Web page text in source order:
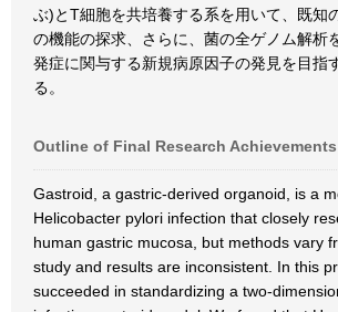
ぶ)とT細胞を共培養する系を用いて、既知
の機能の探求、さらに、菌の全ゲノム解析
発症に関与する新規病原因子の発見を目指
る。
Outline of Final Research Achievements
Gastroid, a gastric-derived organoid, is a
Helicobacter pylori infection that closely
human gastric mucosa, but methods vary
study and results are inconsistent. In this
succeeded in standardizing a two-